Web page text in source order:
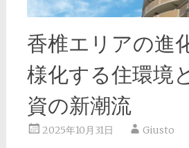
香椎エリアの進
様化する住環境
資の新潮流
2025年10月31日 Giusto